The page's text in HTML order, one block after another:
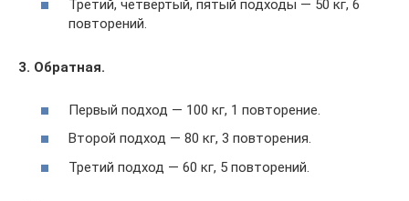
Третий, четвёртый, пятый подходы — 50 кг, 6
повторений.
3. Обратная.
Первый подход — 100 кг, 1 повторение.
Второй подход — 80 кг, 3 повторения.
Третий подход — 60 кг, 5 повторений.